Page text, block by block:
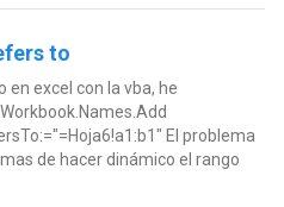
to
en excel con la vba, he
El problema
de hacer dinámico el rango